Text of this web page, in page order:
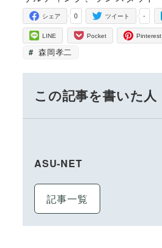
0
シェア -
ツイート
LINE Pocket Pinterest
森岡孝二
この記事を書いた人
ASU-NET
記事一覧